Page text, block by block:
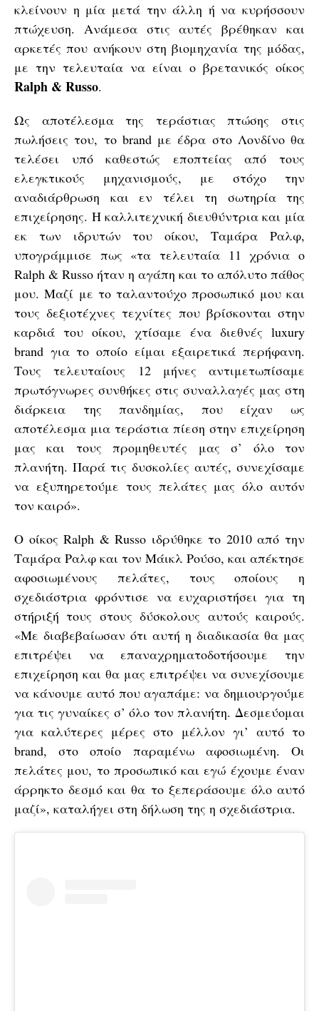
κλείνουν η μία μετά την άλλη ή να κυρήσσουν
πτώχευση. Ανάμεσα στις αυτές βρέθηκαν και
αρκετές που ανήκουν στη βιομηχανία της μόδας,
με την τελευταία να είναι ο βρετανικός οίκος
Ralph & Russo.
Ως αποτέλεσμα της τεράστιας πτώσης στις
πωλήσεις του, το brand με έδρα στο Λονδίνο θα
τελέσει υπό καθεστώς εποπτείας από τους
ελεγκτικούς μηχανισμούς, με στόχο την
αναδιάρθρωση και εν τέλει τη σωτηρία της
επιχείρησης. Η καλλιτεχνική διευθύντρια και μία
εκ των ιδρυτών του οίκου, Tαμάρα Ραλφ,
υπογράμμισε πως «τα τελευταία 11 χρόνια o
Ralph & Russο ήταν η αγάπη και το απόλυτο πάθος
μου. Μαζί με το ταλαντούχο προσωπικό μου και
τους δεξιοτέχνες τεχνίτες που βρίσκονται στην
καρδιά του οίκου, χτίσαμε ένα διεθνές luxury
brand για το οποίο είμαι εξαιρετικά περήφανη.
Τους τελευταίους 12 μήνες αντιμετωπίσαμε
πρωτόγνωρες συνθήκες στις συναλλαγές μας στη
διάρκεια της πανδημίας, που είχαν ως
αποτέλεσμα μια τεράστια πίεση στην επιχείρηση
μας και τους προμηθευτές μας σ’ όλο τον
πλανήτη. Παρά τις δυσκολίες αυτές, συνεχίσαμε
να εξυπηρετούμε τους πελάτες μας όλο αυτόν
τον καιρό».
Ο οίκος Ralph & Russo ιδρύθηκε το 2010 από την
Ταμάρα Ραλφ και τον Μάικλ Ρούσο, και απέκτησε
αφοσιωμένους πελάτες, τους οποίους η
σχεδιάστρια φρόντισε να ευχαριστήσει για τη
στήριξή τους στους δύσκολους αυτούς καιρούς.
«Με διαβεβαίωσαν ότι αυτή η διαδικασία θα μας
επιτρέψει να επαναχρηματοδοτήσουμε την
επιχείρηση και θα μας επιτρέψει να συνεχίσουμε
να κάνουμε αυτό που αγαπάμε: να δημιουργούμε
για τις γυναίκες σ’ όλο τον πλανήτη. Δεσμεύομαι
για καλύτερες μέρες στο μέλλον γι’ αυτό το
brand, στο οποίο παραμένω αφοσιωμένη. Οι
πελάτες μου, το προσωπικό και εγώ έχουμε έναν
άρρηκτο δεσμό και θα το ξεπεράσουμε όλο αυτό
μαζί», καταλήγει στη δήλωση της η σχεδιάστρια.